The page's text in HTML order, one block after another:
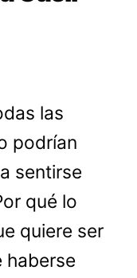
las
podrían
sentirse
qué lo
quiere ser
haberse